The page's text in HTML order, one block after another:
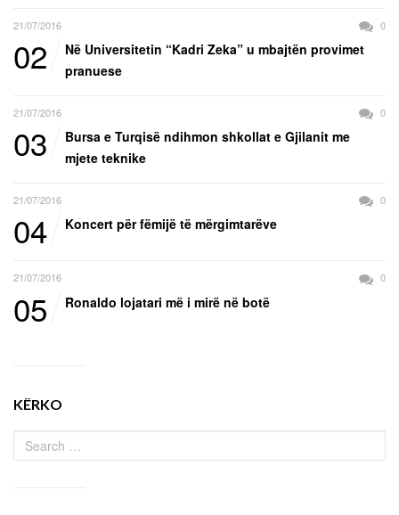
21/07/2016 0
02
Në Universitetin “Kadri Zeka” u mbajtën provimet
pranuese
21/07/2016 0
03
Bursa e Turqisë ndihmon shkollat e Gjilanit me
mjete teknike
21/07/2016 0
04 Koncert për fëmijë të mërgimtarëve
21/07/2016 0
05 Ronaldo lojatari më i mirë në botë
KËRKO